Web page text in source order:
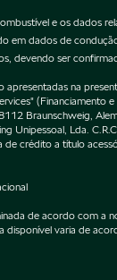
e os dados
em dados de
devendo ser
apresentadas na
(Financiamento
Braunschweig,
Unipessoal, Lda.
crédito a título
de acordo com a
disponível varia de